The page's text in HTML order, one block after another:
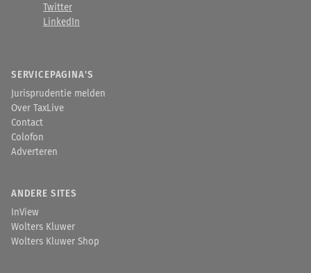
Twitter
LinkedIn
SERVICEPAGINA'S
Jurisprudentie melden
Over TaxLive
Contact
Colofon
Adverteren
ANDERE SITES
InView
Wolters Kluwer
Wolters Kluwer Shop